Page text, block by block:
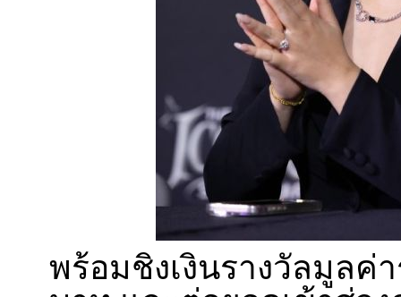
พร้อมชิงเงินรางวัลมูลค่